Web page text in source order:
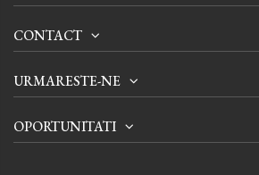
CONTACT
URMARESTE-NE
OPORTUNITATI